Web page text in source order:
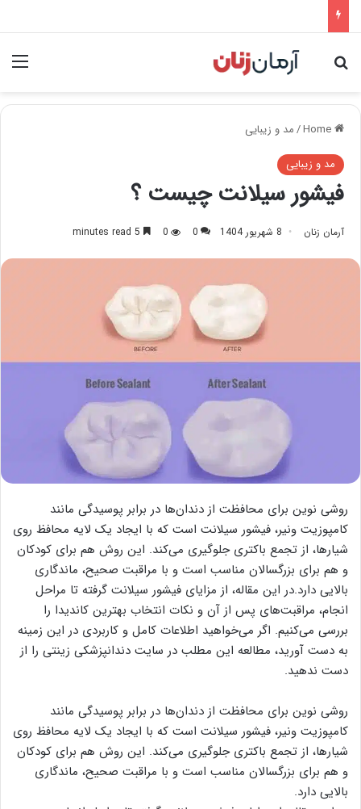
Search for
/مد و زیبایی
مد و زیبایی
فیشور سیلانت چیست ؟
آرمان زنان 8 شهریور 1404 0
0
روشی نوین برای محافظت از دندان‌ها در برابر پوسیدگی مانند
کامپوزیت ونیر، فیشور سیلانت است که با ایجاد یک لایه محافظ روی
شیارها، از تجمع باکتری جلوگیری می‌کند. این روش هم برای کودکان
و هم برای بزرگسالان مناسب است و با مراقبت صحیح، ماندگاری
بالایی دارد.در این مقاله، از مزایای فیشور سیلانت گرفته تا مراحل
انجام، مراقبت‌های پس از آن و نکات انتخاب بهترین کاندیدا را
بررسی می‌کنیم. اگر می‌خواهید اطلاعات کامل و کاربردی در این زمینه
به دست آورید، مطالعه این مطلب در سایت دندانپزشکی زینتی را از
دست ندهید.
روشی نوین برای محافظت از دندان‌ها در برابر پوسیدگی مانند
کامپوزیت ونیر، فیشور سیلانت است که با ایجاد یک لایه محافظ روی
شیارها، از تجمع باکتری جلوگیری می‌کند. این روش هم برای کودکان
و هم برای بزرگسالان مناسب است و با مراقبت صحیح، ماندگاری
بالایی دارد.